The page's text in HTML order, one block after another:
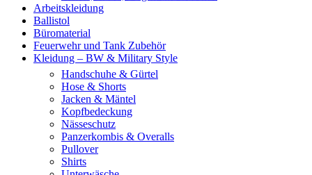
Arbeitskleidung
Ballistol
Büromaterial
Feuerwehr und Tank Zubehör
Kleidung – BW & Military Style
Handschuhe & Gürtel
Hose & Shorts
Jacken & Mäntel
Kopfbedeckung
Nässeschutz
Panzerkombis & Overalls
Pullover
Shirts